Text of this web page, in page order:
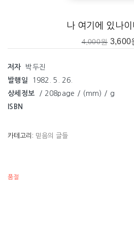
나 여기에 있나이
4,000원 3,600
저자 박두진
발행일 1982. 5. 26.
상세정보 / 208page / (mm) / g
ISBN
카테고리: 믿음의 글들
품절